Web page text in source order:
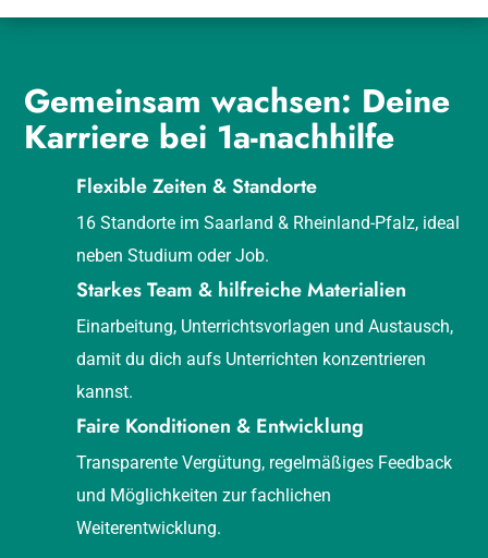
Gemeinsam wachsen: Deine
Karriere bei 1a-nachhilfe
Flexible Zeiten & Standorte
16 Standorte im Saarland & Rheinland-Pfalz, ideal
neben Studium oder Job.
Starkes Team & hilfreiche Materialien
Einarbeitung, Unterrichtsvorlagen und Austausch,
damit du dich aufs Unterrichten konzentrieren
kannst.
Faire Konditionen & Entwicklung
Transparente Vergütung, regelmäßiges Feedback
und Möglichkeiten zur fachlichen
Weiterentwicklung.